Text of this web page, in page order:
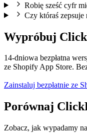
Robię sześć cyfr
Czy któraś
Wypróbuj
14-dniowa bezpłatna
ze Shopify App Store.
Zainstaluj bezpłatnie ze
Porównaj
Zobacz, jak wypadamy